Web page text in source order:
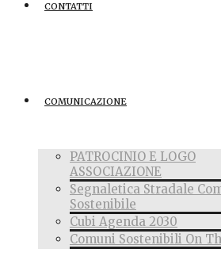
CONTATTI
COMUNICAZIONE
PATROCINIO E LOGO
ASSOCIAZIONE
Segnaletica Stradale
Sostenibile
Cubi Agenda 2030
Comuni Sostenibili On